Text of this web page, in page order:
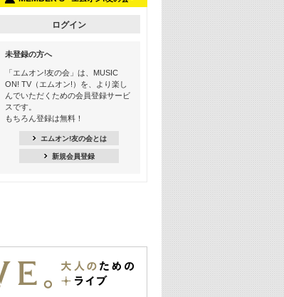
Official髭男dism特集
よりぬき! この夏聴きたい! サマーソン
グメドレー【歌詞入り】
21:00
季節を感じよう! シーズンソング特集
-8月編-【歌詞入り】
ージックビデオ特集
24:00
K-POP 第3世代特集
ログイン
未登録の方へ
「エムオン!友の会」は、MUSIC
ON! TV（エムオン!）を、より楽し
んでいただくための会員登録サービ
スです。
もちろん登録は無料！
エムオン!友の会とは
新規会員登録